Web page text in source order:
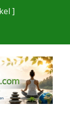
]